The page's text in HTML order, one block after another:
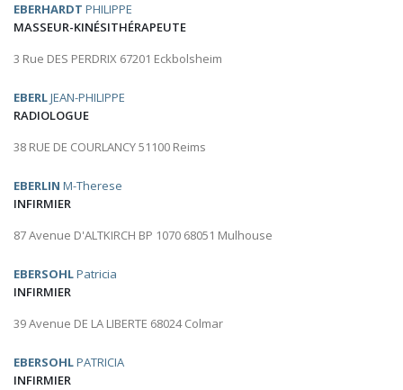
EBERHARDT PHILIPPE
MASSEUR-KINÉSITHÉRAPEUTE
3 Rue DES PERDRIX 67201 Eckbolsheim
EBERLJEAN-PHILIPPE
RADIOLOGUE
38 RUE DE COURLANCY 51100 Reims
EBERLIN M-Therese
INFIRMIER
87 Avenue D'ALTKIRCH BP 1070 68051 Mulhouse
EBERSOHLPatricia
INFIRMIER
39 Avenue DE LA LIBERTE 68024 Colmar
EBERSOHLPATRICIA
INFIRMIER